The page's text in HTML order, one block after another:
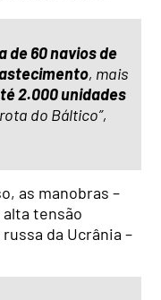
de 60 navios de
, mais
2.000 unidades
do Báltico”,
as manobras –
tensão
da Ucrânia –